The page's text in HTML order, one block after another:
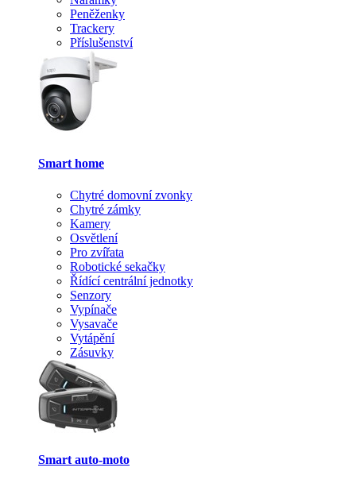
Peněženky
Trackery
Příslušenství
Smart home
Chytré domovní zvonky
Chytré zámky
Kamery
Osvětlení
Pro zvířata
Robotické sekačky
Řídící centrální jednotky
Senzory
Vypínače
Vysavače
Vytápění
Zásuvky
Smart auto-moto